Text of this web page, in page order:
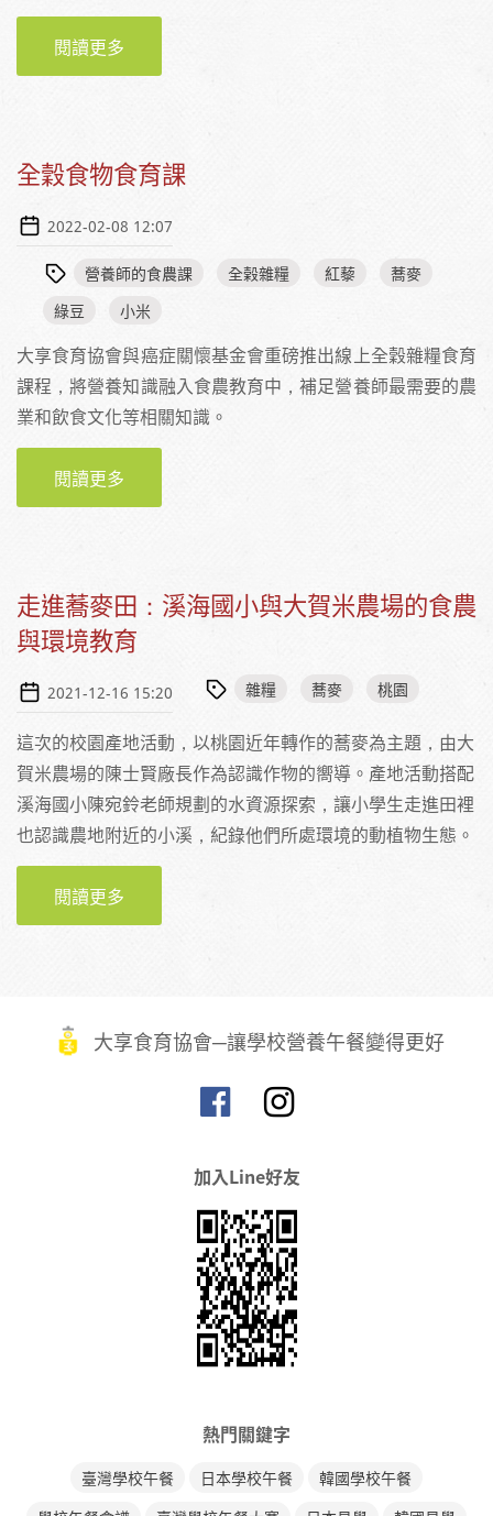
閱讀更多
全穀食物食育課
2022-02-08 12:07
營養師的食農課 全榖雜糧 紅藜
蕎麥
綠豆
小米
大享食育協會與癌症關懷基金會重磅推出線上全穀雜糧食育
課程，將營養知識融入食農教育中，補足營養師最需要的農
業和飲食文化等相關知識。
閱讀更多
走進蕎麥田：溪海國小與大賀米農場的食農
與環境教育
2021-12-16 15:20 雜糧 蕎麥 桃園
這次的校園產地活動，以桃園近年轉作的蕎麥為主題，由大
賀米農場的陳士賢廠長作為認識作物的嚮導。產地活動搭配
溪海國小陳宛鈴老師規劃的水資源探索，讓小學生走進田裡
也認識農地附近的小溪，紀錄他們所處環境的動植物生態。
閱讀更多
農與環境教育
大享食育協會─讓學校營養午餐變得更好
加入Line好友
熱門關鍵字
臺灣學校午餐 日本學校午餐
韓國學校午餐